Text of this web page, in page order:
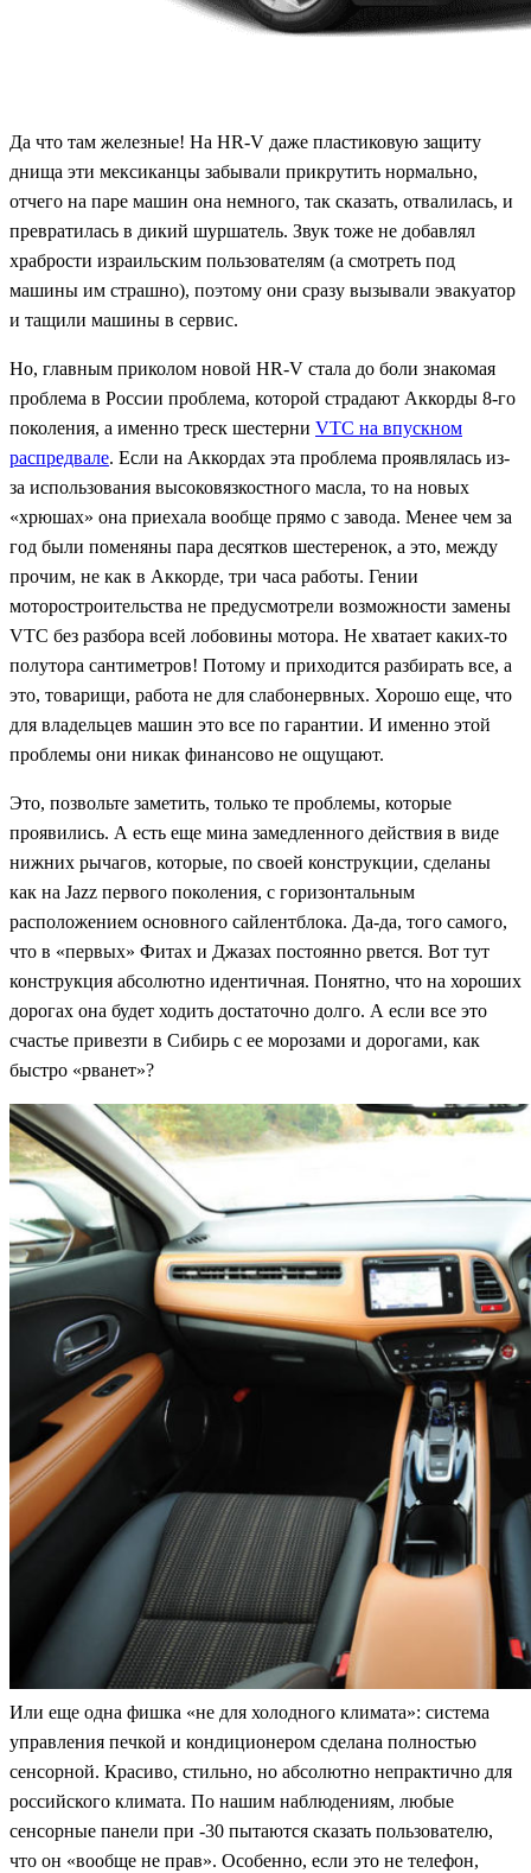
Да что там железные! На HR-V даже пластиковую защиту
днища эти мексиканцы забывали прикрутить нормально,
отчего на паре машин она немного, так сказать, отвалилась, и
превратилась в дикий шуршатель. Звук тоже не добавлял
храбрости израильским пользователям (а смотреть под
машины им страшно), поэтому они сразу вызывали эвакуатор
и тащили машины в сервис.
Но, главным приколом новой HR-V стала до боли знакомая
проблема в России проблема, которой страдают Аккорды 8-го
поколения, а именно треск шестерни VTC на впускном
распредвале. Если на Аккордах эта проблема проявлялась из-
за использования высоковязкостного масла, то на новых
«хрюшах» она приехала вообще прямо с завода. Менее чем за
год были поменяны пара десятков шестеренок, а это, между
прочим, не как в Аккорде, три часа работы. Гении
моторостроительства не предусмотрели возможности замены
VTC без разбора всей лобовины мотора. Не хватает каких-то
полутора сантиметров! Потому и приходится разбирать все, а
это, товарищи, работа не для слабонервных. Хорошо еще, что
для владельцев машин это все по гарантии. И именно этой
проблемы они никак финансово не ощущают.
Это, позвольте заметить, только те проблемы, которые
проявились. А есть еще мина замедленного действия в виде
нижних рычагов, которые, по своей конструкции, сделаны
как на Jazz первого поколения, с горизонтальным
расположением основного сайлентблока. Да-да, того самого,
что в «первых» Фитах и Джазах постоянно рвется. Вот тут
конструкция абсолютно идентичная. Понятно, что на хороших
дорогах она будет ходить достаточно долго. А если все это
счастье привезти в Сибирь с ее морозами и дорогами, как
быстро «рванет»?
Или еще одна фишка «не для холодного климата»: система
управления печкой и кондиционером сделана полностью
сенсорной. Красиво, стильно, но абсолютно непрактично для
российского климата. По нашим наблюдениям, любые
сенсорные панели при -30 пытаются сказать пользователю,
что он «вообще не прав». Особенно, если это не телефон,